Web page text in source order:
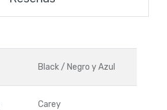
Black/ Negro y Azul
Carey